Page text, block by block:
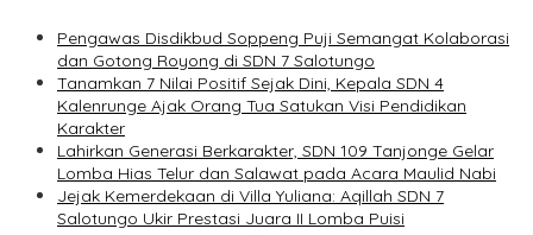
Pengawas Disdikbud Soppeng Puji Semangat Kolaborasi
dan Gotong Royong di SDN 7 Salotungo
Tanamkan 7 Nilai Positif Sejak Dini, Kepala SDN 4
Kalenrunge Ajak Orang Tua Satukan Visi Pendidikan
Karakter
Lahirkan Generasi Berkarakter, SDN 109 Tanjonge Gelar
Lomba Hias Telur dan Salawat pada Acara Maulid Nabi
Jejak Kemerdekaan di Villa Yuliana: Aqillah SDN 7
Salotungo Ukir Prestasi Juara II Lomba Puisi